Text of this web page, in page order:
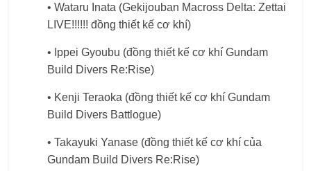
• Wataru Inata (Gekijouban Macross Delta: Zettai
LIVE!!!!!! đồng thiết kế cơ khí)
• Ippei Gyoubu (đồng thiết kế cơ khí Gundam
Build Divers Re:Rise)
• Kenji Teraoka (đồng thiết kế cơ khí Gundam
Build Divers Battlogue)
• Takayuki Yanase (đồng thiết kế cơ khí của
Gundam Build Divers Re:Rise)